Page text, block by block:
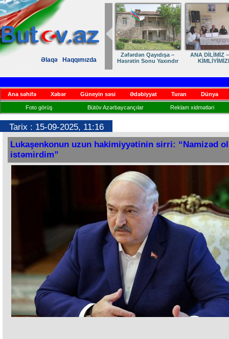
Əlaqə Haqqımızda
Zəfərdən Qayıdışa –
Həsrətin Sonu Yaxındır
ANA DİLİMİZ
Ana səhifə Xəbər Güneyin səsi Ədəbiyyat Turan Dünya
Foto görüş Bütöv Azərbaycançılar Reklam xidmətləri
Tarix : 15-09-2025, 11:16
Lukaşenkonun uzun hakimiyyətinin sirri: “Namizəd
istəmirdim”